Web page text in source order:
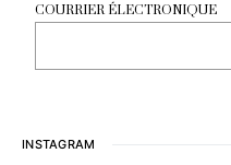
COURRIER ÉLECTRONIQUE
INSTAGRAM